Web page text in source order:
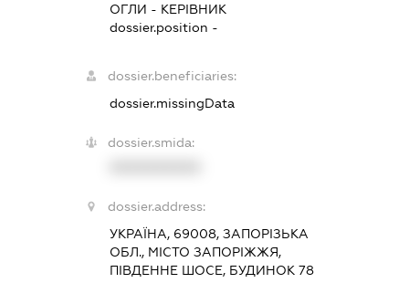
ОГЛИ - КЕРІВНИК
dossier.position -
dossier.beneficiaries:
dossier.missingData
dossier.smida:
dossier.address:
УКРАЇНА, 69008, ЗАПОРІЗЬКА
ОБЛ., МІСТО ЗАПОРІЖЖЯ,
ПІВДЕННЕ ШОСЕ, БУДИНОК 78